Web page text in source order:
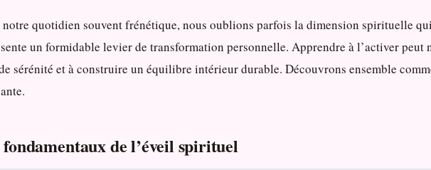
notre quotidien souvent frénétique, nous oublions parfois la dimension spirituelle
un formidable levier de transformation personnelle. Apprendre à l’activer peut
sérénité et à construire un équilibre intérieur durable. Découvrons ensemble
de l’éveil spirituel